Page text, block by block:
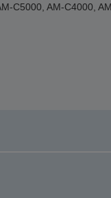
C5000, AM-C4000,